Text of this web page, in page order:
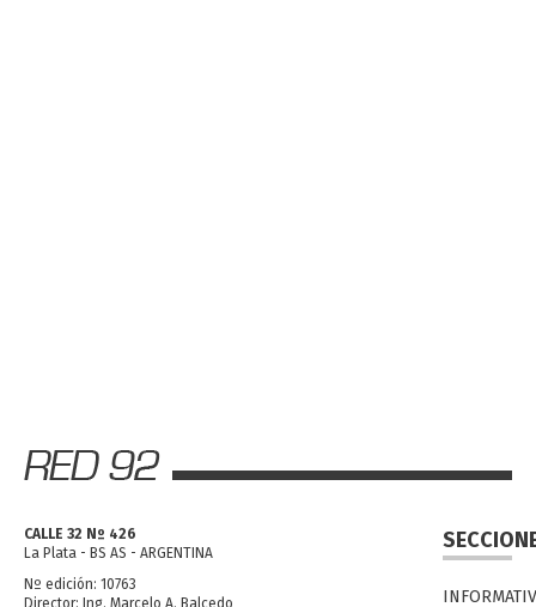
CALLE 32 Nº 426
La Plata - BS AS - ARGENTINA
Nº edición: 10763
Director: Ing. Marcelo A. Balcedo